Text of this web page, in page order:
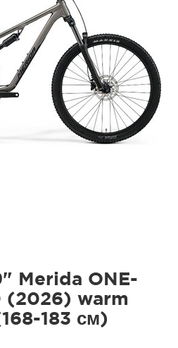
Merida ONE-
(2026) warm
183 см)